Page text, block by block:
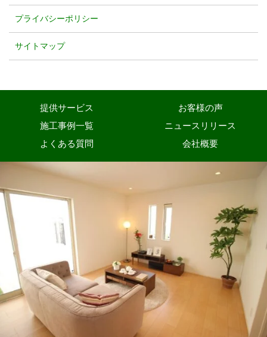
プライバシーポリシー
サイトマップ
提供サービス
お客様の声
施工事例一覧
ニュースリリース
よくある質問
会社概要